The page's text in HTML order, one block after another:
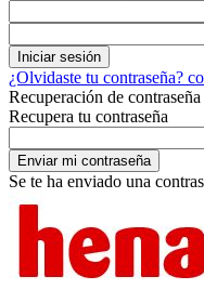
¿Olvidaste tu contraseña?
Recuperación de contraseña
Recupera tu contraseña
Se te ha enviado una